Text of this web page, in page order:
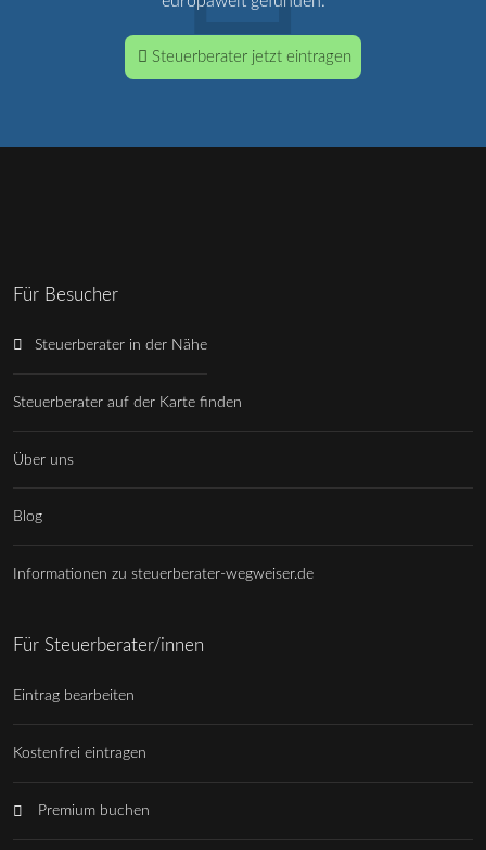
Steuerberater jetzt eintragen
Für Besucher
Steuerberater in der Nähe
Steuerberater auf der Karte finden
Über uns
Blog
Informationen zu steuerberater-wegweiser.de
Für Steuerberater/innen
Eintrag bearbeiten
Kostenfrei eintragen
Premium buchen